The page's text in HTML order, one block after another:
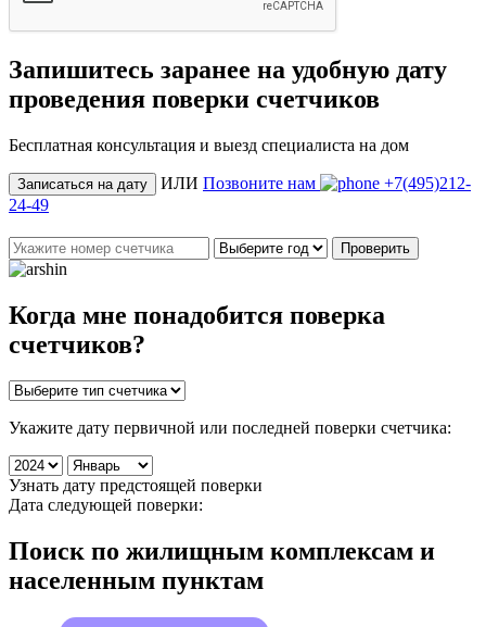
Запишитесь заранее на удобную дату
проведения поверки счетчиков
Бесплатная консультация и выезд специалиста на дом
Записаться на дату ИЛИ Позвоните нам
+7(495)212-
24-49
Проверить
Когда мне понадобится поверка
счетчиков?
Укажите дату первичной или последней поверки счетчика:
Узнать дату предстоящей поверки
Дата следующей поверки:
Поиск по жилищным комплексам и
населенным пунктам